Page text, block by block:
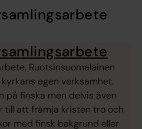
Ruotsinsuomalainen
egen verksamhet.
på finska men delvis även
att främja kristen tro och
med finsk bakgrund eller